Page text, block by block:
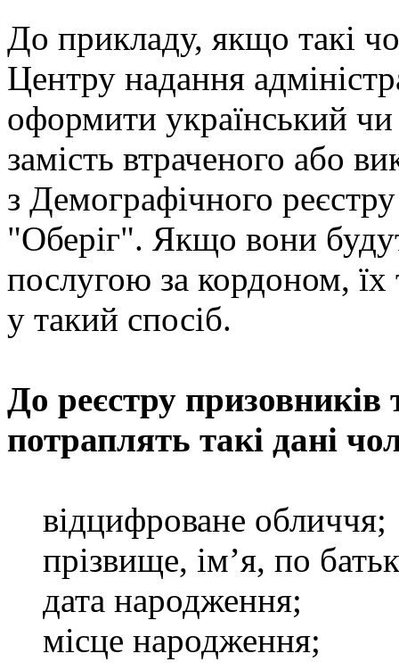
До прикладу, якщо такі
Центру надання
оформити український
замість втраченого або
з Демографічного
"Оберіг". Якщо вони
послугою за кордоном, їх
у такий спосіб.
До реєстру призовників
потраплять такі дані
відцифроване обличчя;
прізвище, ім’я, по
дата народження;
місце народження;